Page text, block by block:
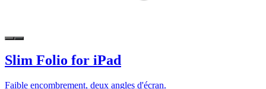
Slim Folio for iPad
Faible encombrement, deux angles d'écran.